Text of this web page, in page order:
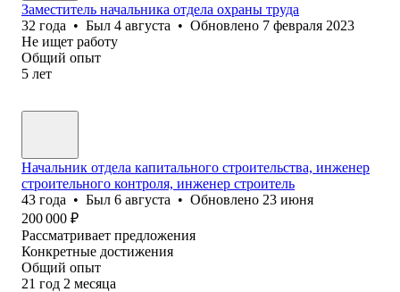
Заместитель начальника отдела охраны труда
32 года • Был 4 августа • Обновлено 7 февраля 2023
Не ищет работу
Общий опыт
5 лет
Начальник отдела капитального строительства, инженер
строительного контроля, инженер строитель
43 года • Был 6 августа • Обновлено 23 июня
200 000 ₽
Рассматривает предложения
Конкретные достижения
Общий опыт
21 год 2 месяца